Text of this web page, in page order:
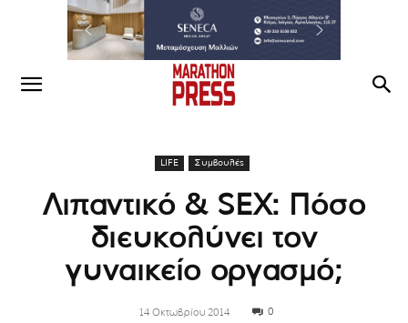
LIFE Συμβουλές
Λιπαντικό & SEX: Πόσο
διευκολύνει τον
γυναικείο οργασμό;
14 Οκτωβρίου 2014 0